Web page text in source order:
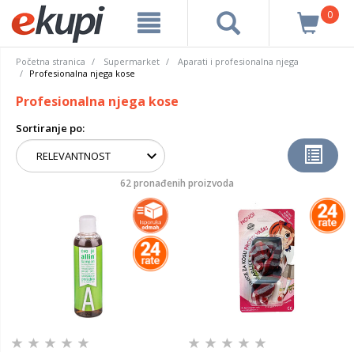
0
Početna stranica Supermarket
Aparati i profesionalna njega
Profesionalna njega kose
Profesionalna njega kose
Sortiranje po:
62 pronađenih proizvoda